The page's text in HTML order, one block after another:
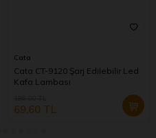
Cata
Cata CT-9120 Şarj Edilebilir Led
Kafa Lambası
69,60 TL